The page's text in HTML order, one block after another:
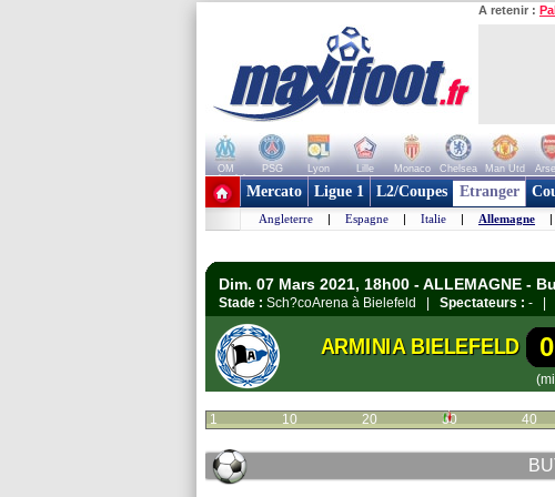
A retenir :
OM PSG Lyon Lille Monaco Chelsea Man Utd
+ de clubs
Mercato Ligue 1 L2/Coupes Etranger
Angleterre | Espagne | Italie | Allemagne |
Dim. 07 Mars 2021, 18h00 - ALLEMAGNE -
Stade : Sch?coArena à Bielefeld | Spectateurs : - |
ARMINIA BIELEFELD 0
1 10 20 30 40